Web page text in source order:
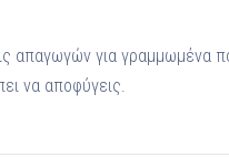
απαγωγών για γραμμωμένα
να αποφύγεις.